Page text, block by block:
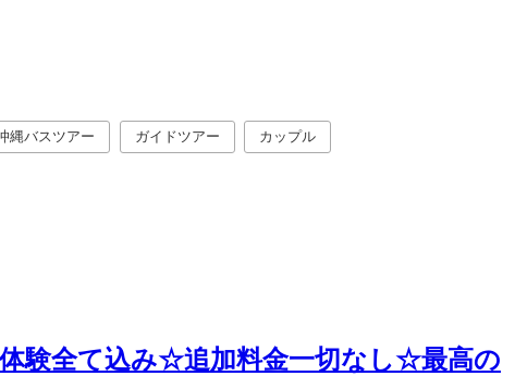
縄バスツアー ガイドツアー カップル
験全て込み☆追加料金一切なし☆最高の